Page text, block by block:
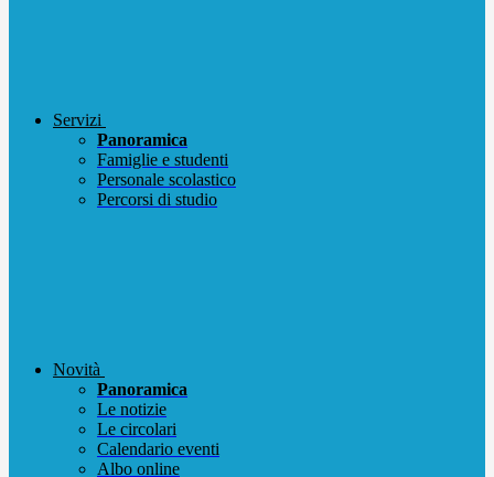
Servizi
Panoramica
Famiglie e studenti
Personale scolastico
Percorsi di studio
Novità
Panoramica
Le notizie
Le circolari
Calendario eventi
Albo online